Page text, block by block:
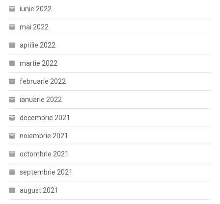
iunie 2022
mai 2022
aprilie 2022
martie 2022
februarie 2022
ianuarie 2022
decembrie 2021
noiembrie 2021
octombrie 2021
septembrie 2021
august 2021